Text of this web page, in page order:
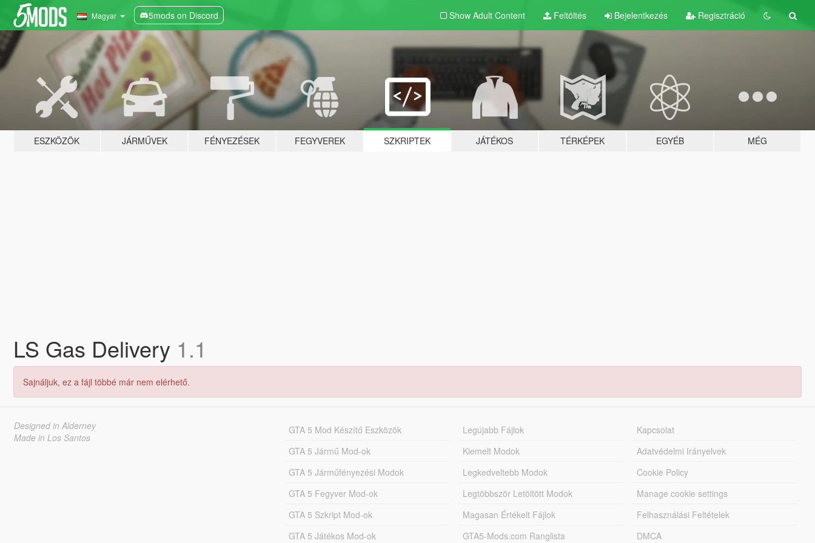
Magyar 5mods on Discord Show Adult Content Feltöltés Bejelentkezés Regisztráció
ESZKÖZÖK JÁRMŰVEK FÉNYEZÉSEK FEGYVEREK SZKRIPTEK JÁTÉKOS TÉRKÉPEK EGYÉB MÉG
LS Gas Delivery 1.1
Sajnáljuk, ez a fájl többé már nem elérhető.
Designed in Alderney
Made in Los Santos
GTA 5 Mod Készítő Eszközök
GTA 5 Jármű Mod-ok
GTA 5 Járműfényezési Modok
GTA 5 Fegyver Mod-ok
GTA 5 Szkript Mod-ok
GTA 5 Játékos Mod-ok
Legújabb Fájlok
Kiemelt Modok
Legkedveltebb Modok
Legtöbbször Letöltött Modok
Magasan Értékelt Fájlok
GTA5-Mods.com Ranglista
Kapcsolat
Adatvédelmi Irányelvek
Cookie Policy
Manage cookie settings
Felhasználási Feltételek
DMCA